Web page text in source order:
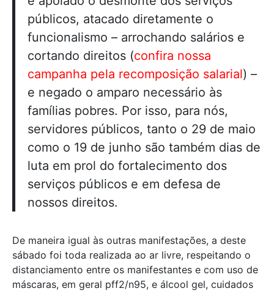
públicos, atacado diretamente o
funcionalismo – arrochando salários e
cortando direitos (confira nossa
campanha pela recomposição salarial) –
e negado o amparo necessário às
famílias pobres. Por isso, para nós,
servidores públicos, tanto o 29 de maio
como o 19 de junho são também dias de
luta em prol do fortalecimento dos
serviços públicos e em defesa de
nossos direitos.
De maneira igual às outras manifestações, a deste
sábado foi toda realizada ao ar livre, respeitando o
distanciamento entre os manifestantes e com uso de
máscaras, em geral pff2/n95, e álcool gel, cuidados